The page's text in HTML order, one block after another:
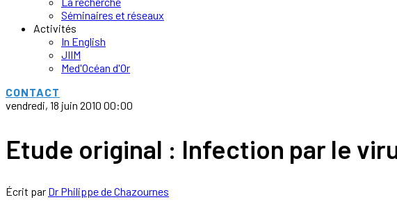
Séminaires et réseaux
Activités
In English
JIIM
Med'Océan d'Or
CONTACT
vendredi, 18 juin 2010 00:00
Etude original : Infection par le
Écrit par Dr Philippe de Chazournes